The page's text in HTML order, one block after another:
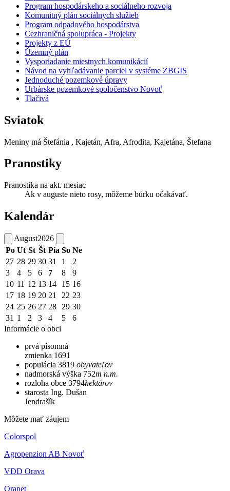
Program hospodárskeho a sociálneho rozvoja
Komunitný plán sociálnych služieb
Program odpadového hospodárstva
Cezhraničná spolupráca - Projekty
Projekty z EÚ
Územný plán
Vysporiadanie miestnych komunikácií
Návod na vyhľadávanie parciel v systéme ZBGIS
Jednoduché pozemkové úpravy
Urbárske pozemkové spoločenstvo Novoť
Tlačivá
Sviatok
Meniny má Štefánia , Kajetán, Afra, Afrodita, Kajetána, Štefana
Pranostiky
Pranostika na akt. mesiac
Ak v auguste nieto rosy, môžeme búrku očakávať.
Kalendár
August2026
Po Ut St Št Pia So Ne
27 28 29 30 31 1
2
3
4 5 6 7 8
9
10 11 12 13 14 15 16
17 18 19 20 21 22 23
24 25 26 27 28 29 30
31 1 2 3 4 5
6
Informácie o obci
prvá písomná
zmienka 1691
populácia 3819 obyvateľov
nadmorská výška 752m n.m.
rozloha obce 3794hektárov
starosta Ing. Dušan
Jendrašík
Môžete mať záujem
Colorspol
Agropenzion AB Novoť
VDD Orava
Oranet